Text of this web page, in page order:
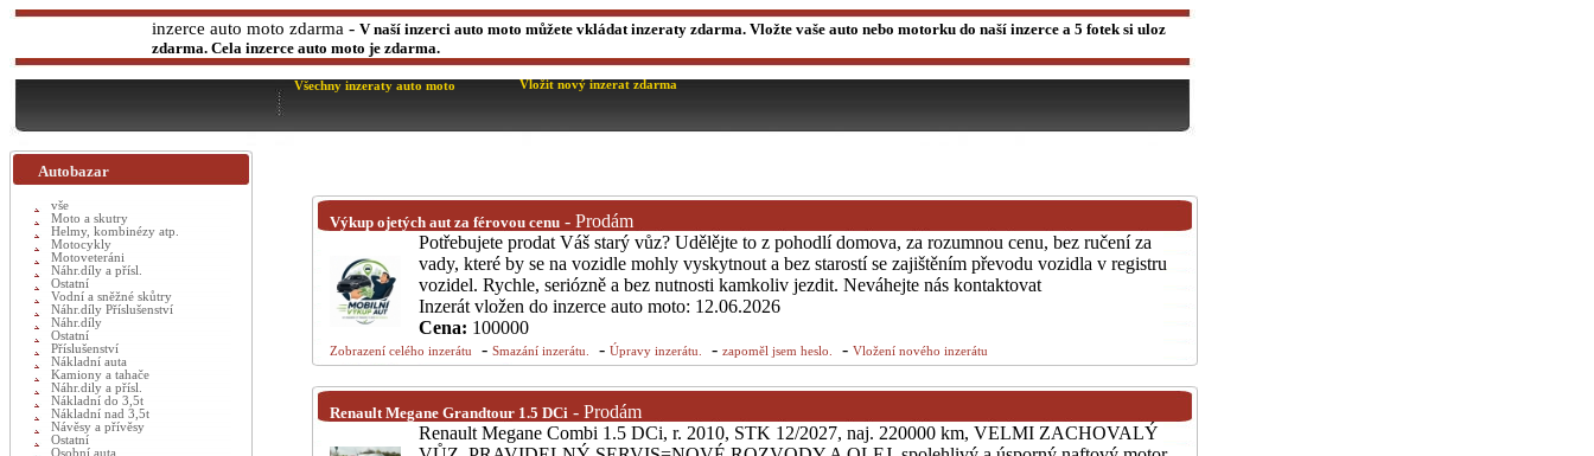
inzerce auto moto zdarma - V naší inzerci auto moto můžete vkládat inzeraty zdarma. Vložte vaše auto nebo motorku do naší inzerce a 5 fotek si uloz
zdarma. Cela inzerce auto moto je zdarma.
Všechny inzeraty auto moto Vložit nový inzerat zdarma
Výkup ojetých aut za férovou cenu - Prodám
Potřebujete prodat Váš starý vůz? Udělějte to z pohodlí domova, za rozumnou cenu, bez ručení za
vady, které by se na vozidle mohly vyskytnout a bez starostí se zajištěním převodu vozidla v registru
vozidel. Rychle, seriózně a bez nutnosti kamkoliv jezdit. Neváhejte nás kontaktovat
Inzerát vložen do inzerce auto moto: 12.06.2026
Cena: 100000
Zobrazení celého inzerátu - Smazání inzerátu. - Úpravy inzerátu. - zapoměl jsem heslo. - Vložení nového inzerátu
Renault Megane Grandtour 1.5 DCi - Prodám
Renault Megane Combi 1.5 DCi, r. 2010, STK 12/2027, naj. 220000 km, VELMI ZACHOVALÝ
Autobazar
vše
Moto a skutry
Helmy, kombinézy atp.
Motocykly
Motoveteráni
Náhr.díly a přísl.
Ostatní
Vodní a sněžné skůtry
Náhr.díly Příslušenství
Náhr.díly
Ostatní
Příslušenství
Nákladní auta
Kamiony a tahače
Náhr.dily a přísl.
Nákladní do 3,5t
Nákladní nad 3,5t
Návěsy a přívěsy
Ostatní
Osobní auta